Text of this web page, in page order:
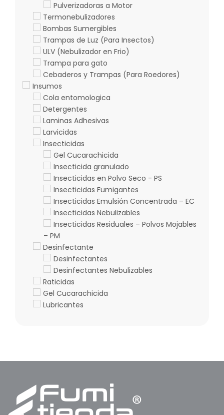
Pulverizadoras a Motor
Termonebulizadores
Bombas Sumergibles
Trampas de Luz (Para Insectos)
ULV (Nebulizador en Frio)
Trampa para gato
Cebaderos y Trampas (Para Roedores)
Insumos
Cola entomologica
Detergentes
Laminas Adhesivas
Larvicidas
Insecticidas
Gel Cucarachicida
Insecticida granulado
Insecticidas en Polvo Seco - PS
Insecticidas Fumigantes
Insecticidas Emulsión Concentrada – EC
Insecticidas Nebulizables
Insecticidas Residuales – Polvos Mojables
– PM
Desinfectante
Desinfectantes
Desinfectantes Nebulizables
Raticidas
Gel Cucarachicida
Lubricantes